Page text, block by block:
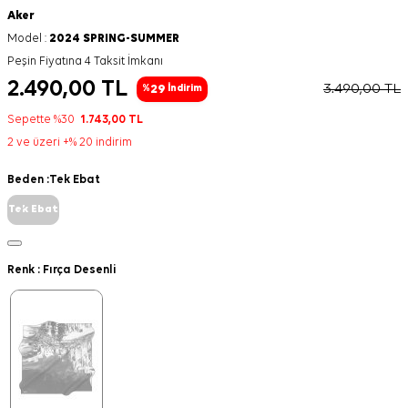
Aker
Model : 2024 SPRING-SUMMER
Peşin Fiyatına 4 Taksit İmkanı
2.490,00 TL %29 İndirim 3.490,00TL
Sepette %30 1.743,00 TL
2 ve üzeri +% 20 indirim
Beden :Tek Ebat
Tek Ebat
Renk : Fırça Desenli